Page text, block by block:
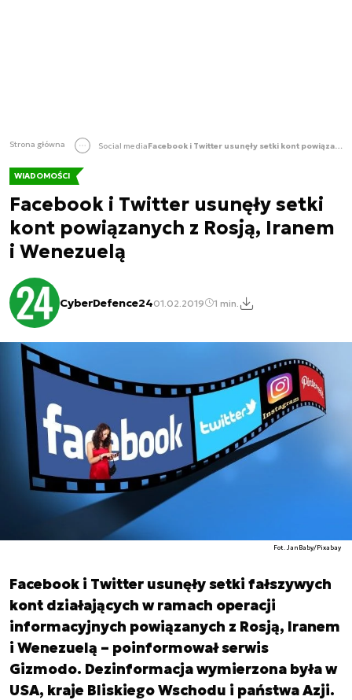
Strona główna Social media Facebook i Twitter usunęły setki kont powiązanych z Rosją, Iranem i Wenezuelą
WIADOMOŚCI
Facebook i Twitter usunęły setki
kont powiązanych z Rosją, Iranem
i Wenezuelą
CyberDefence2401.02.2019 1 min.
Fot. JanBaby/Pixabay
Facebook i Twitter usunęły setki fałszywych
kont działających w ramach operacji
informacyjnych powiązanych z Rosją, Iranem
i Wenezuelą – poinformował serwis
Gizmodo. Dezinformacja wymierzona była w
USA, kraje Bliskiego Wschodu i państwa Azji.